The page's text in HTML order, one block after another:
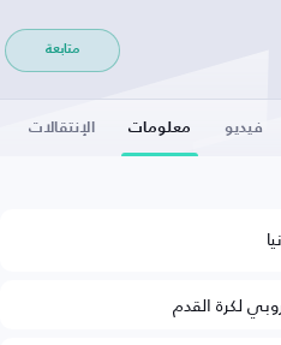
متابعة
فيديو معلومات الإنتقالات
لكرة القدم